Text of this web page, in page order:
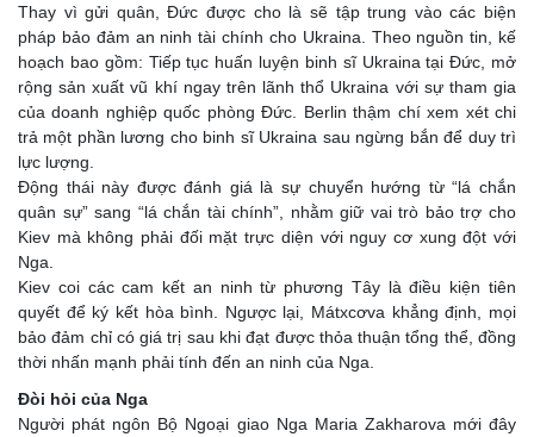
Thay vì gửi quân, Đức được cho là sẽ tập trung vào các biện
pháp bảo đảm an ninh tài chính cho Ukraina. Theo nguồn tin, kế
hoạch bao gồm: Tiếp tục huấn luyện binh sĩ Ukraina tại Đức, mở
rộng sản xuất vũ khí ngay trên lãnh thổ Ukraina với sự tham gia
của doanh nghiệp quốc phòng Đức. Berlin thậm chí xem xét chi
trả một phần lương cho binh sĩ Ukraina sau ngừng bắn để duy trì
lực lượng.
Động thái này được đánh giá là sự chuyển hướng từ “lá chắn
quân sự” sang “lá chắn tài chính”, nhằm giữ vai trò bảo trợ cho
Kiev mà không phải đối mặt trực diện với nguy cơ xung đột với
Nga.
Kiev coi các cam kết an ninh từ phương Tây là điều kiện tiên
quyết để ký kết hòa bình. Ngược lại, Mátxcơva khẳng định, mọi
bảo đảm chỉ có giá trị sau khi đạt được thỏa thuận tổng thể, đồng
thời nhấn mạnh phải tính đến an ninh của Nga.
Đòi hỏi của Nga
Người phát ngôn Bộ Ngoại giao Nga Maria Zakharova mới đây